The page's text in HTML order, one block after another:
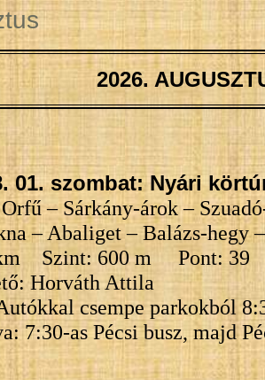
2026.
01. szombat: Nyári
– Sárkány-árok –
– Abaliget – Balázs-hegy
km Szint: 600 m Pont:
Horváth Attila
csempe parkokból
7:30-as Pécsi busz, majd